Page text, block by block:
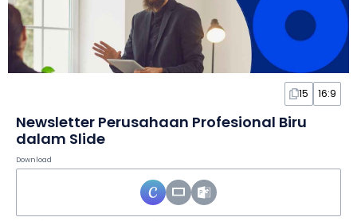
15 16:9
Newsletter Perusahaan Profesional Biru
dalam Slide
Download